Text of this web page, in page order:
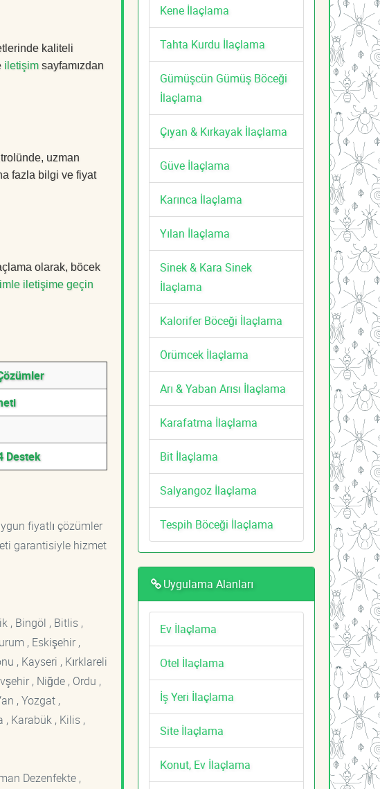
kaliteli
iletişim sayfamızdan
uzman
fazla bilgi ve fiyat
olarak, böcek
iletişime geçin
Destek
fiyatlı çözümler
garantisiyle hizmet
, Bingöl , Bitlis ,
, Eskişehir ,
, Kayseri , Kırklareli
, Niğde , Ordu ,
, Yozgat ,
, Karabük , Kilis ,
Dezenfekte ,
Kene İlaçlama
Tahta Kurdu İlaçlama
Gümüşcün Gümüş Böceği
İlaçlama
Çıyan & Kırkayak İlaçlama
Güve İlaçlama
Karınca İlaçlama
Yılan İlaçlama
Sinek & Kara Sinek
İlaçlama
Kalorifer Böceği İlaçlama
Örümcek İlaçlama
Arı & Yaban Arısı İlaçlama
Karafatma İlaçlama
Bit İlaçlama
Salyangoz İlaçlama
Tespih Böceği İlaçlama
Uygulama Alanları
Ev İlaçlama
Otel İlaçlama
İş Yeri İlaçlama
Site İlaçlama
Konut, Ev İlaçlama